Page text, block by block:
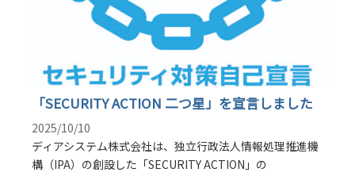
「SECURITY ACTION 二つ星」を宣言しました
2025/10/10
ディアシステム株式会社は、独立行政法人情報処理推進機
構（IPA）の創設した「SECURITY ACTION」の